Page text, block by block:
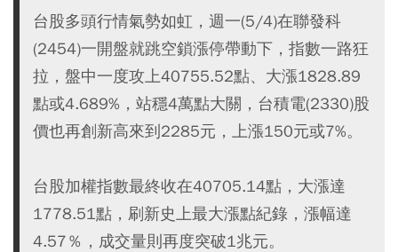
台股多頭行情氣勢如虹，週一(5/4)在聯發科
(2454)一開盤就跳空鎖漲停帶動下，指數一路狂
拉，盤中一度攻上40755.52點、大漲1828.89
點或4.689%，站穩4萬點大關，台積電(2330)股
價也再創新高來到2285元，上漲150元或7%。
台股加權指數最終收在40705.14點，大漲達
1778.51點，刷新史上最大漲點紀錄，漲幅達
4.57％，成交量則再度突破1兆元。